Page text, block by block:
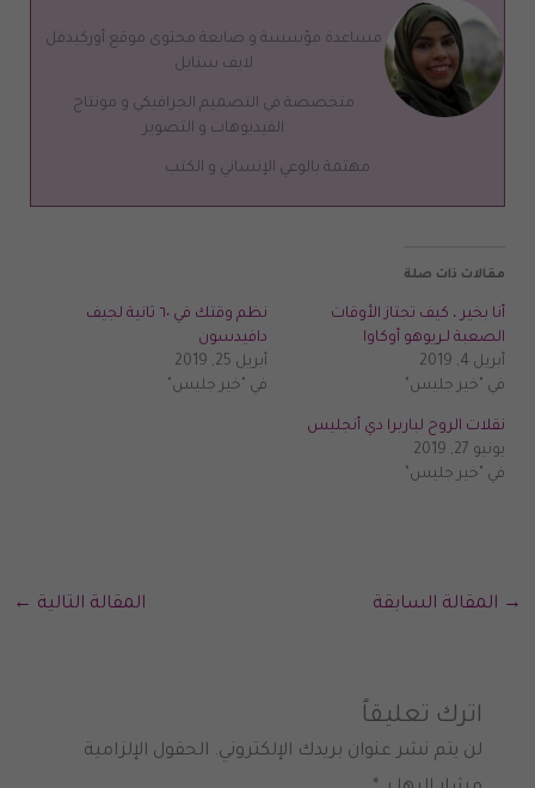
مساعدة مؤسسة و صانعة محتوى موقع أوركيدفل
لايف ستايل
متخصصة في التصميم الجرافيكي و مونتاج
الفيديوهات و التصوير
مهتمة بالوعي الإنساني و الكتب
مقالات ذات صلة
أنا بخير ، كيف تجتاز الأوقات
الصعبة لـريوهو أوكاوا
أبريل 4, 2019
في "خير جليس"
نظم وقتك في ٦٠ ثانية لجيف
دافيدسون
أبريل 25, 2019
في "خير جليس"
نقلات الروح لباربرا دي أنجليس
يونيو 27, 2019
في "خير جليس"
→ المقالة السابقة المقالة التالية ←
اترك تعليقاً
لن يتم نشر عنوان بريدك الإلكتروني. الحقول الإلزامية